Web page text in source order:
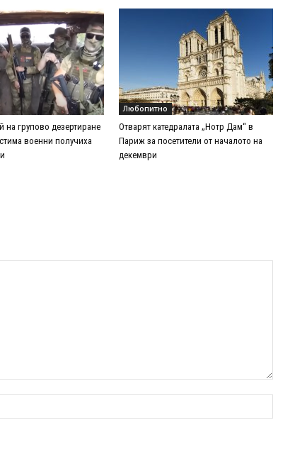
на групово дезертиране
военни получиха
Любопитно
Отварят катедралата „Нотр Дам“ в
Париж за посетители от началото на
декември